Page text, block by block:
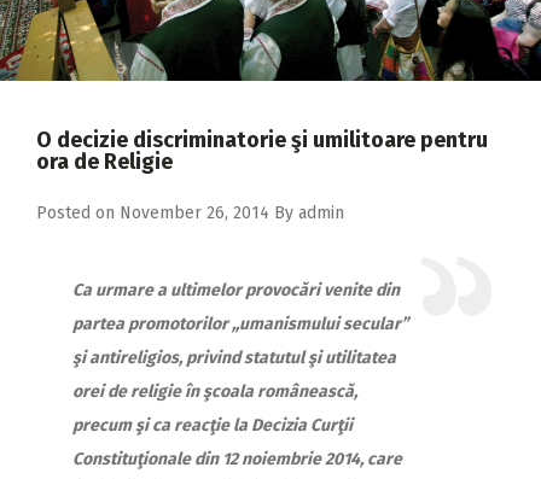
2020
2019
2017
O decizie discriminatorie şi umilitoare pentru
ora de Religie
Posted on November 26, 2014 By admin
Ca urmare a ultimelor provocări venite din
partea promotorilor ,,umanismului secular”
şi antireligios, privind statutul şi utilitatea
orei de religie în şcoala românească,
precum şi ca reacţie la Decizia Curţii
Constituţionale din 12 noiembrie 2014, care